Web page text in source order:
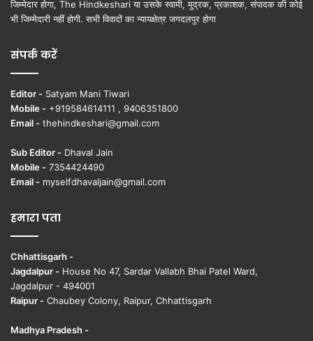
जिम्मेदार होगा, The Hindkeshari या उसके स्वामी, मुद्रक, प्रकाशक, संपादक की कोई
भी जिम्मेदारी नहीं होगी. सभी विवादों का न्यायक्षेत्र जगदलपुर होगा
संपर्क करें
Editor - Satyam Mani Tiwari
Mobile - +919584614111 , 9406351800
Email - thehindkeshari@gmail.com
Sub Editor - Dhaval Jain
Mobile - 7354424490
Email - myselfdhavaljain@gmail.com
हमारा पता
Chhattisgarh -
Jagdalpur - House No 47, Sardar Vallabh Bhai Patel Ward,
Jagdalpur - 494001
Raipur - Chaubey Colony, Raipur, Chhattisgarh
Madhya Pradesh -